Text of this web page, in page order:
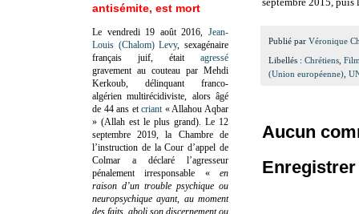
Publié par Véronique
Libellés : Chrétiens,
(Union européenne),
Aucun
antisémite, est mort
Le vendredi 19 août 2016, Jean-
Louis (Chalom) Levy, sexagénaire
français juif, était agressé
gravement au couteau par Mehdi
Kerkoub, délinquant franco-
algérien multirécidiviste, alors âgé
de 44 ans etcriant « Allahou Aqbar
» (Allah est le plus grand). Le 12
septembre 2019, la Chambre de
l’instruction de la Cour d’appel de
Colmar a déclaré l’agresseur
pénalement irresponsable «en
raison d’un trouble psychique ou
neuropsychique ayant, au moment
des faits, aboli son discernement ou